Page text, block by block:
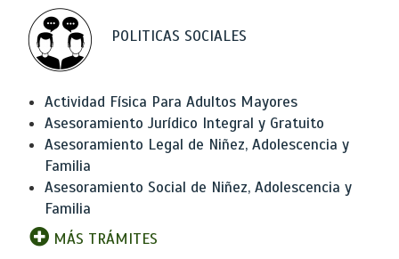
POLITICAS SOCIALES
Actividad Física Para Adultos Mayores
Asesoramiento Jurídico Integral y Gratuito
Asesoramiento Legal de Niñez, Adolescencia y
Familia
Asesoramiento Social de Niñez, Adolescencia y
Familia
MÁS TRÁMITES